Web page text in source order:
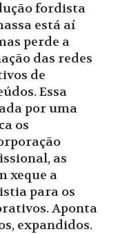
fordista
está aí
perde a
das redes
de
Essa
por uma
os
as
xeque a
para os
Aponta
expandidos.